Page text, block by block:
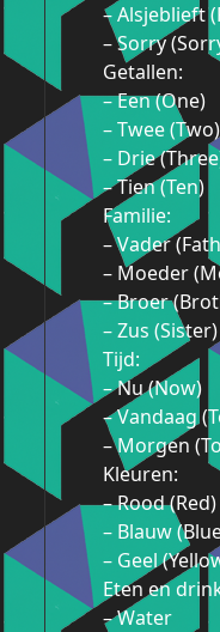
– Alsjeblieft
– Sorry
Getallen:
– Een (One)
– Twee (Two)
– Drie
– Tien (Ten)
Familie:
– Vader
– Moeder
– Broer
– Zus (Sister)
Tijd:
– Nu (Now)
– Vandaag
– Morgen
Kleuren:
– Rood (Red)
– Blauw
– Geel
Eten en
– Water